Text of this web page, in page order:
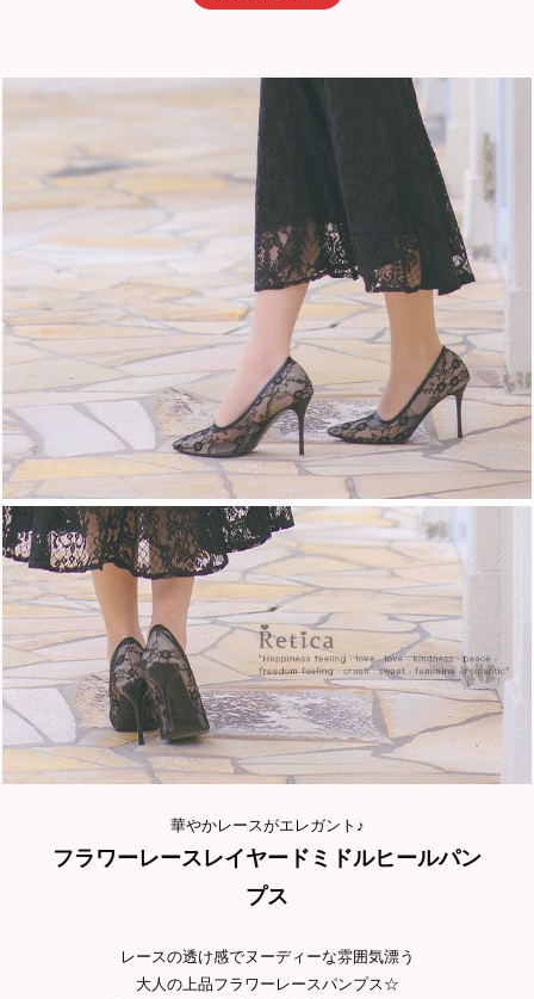
華やかレースがエレガント♪
フラワーレースレイヤードミドルヒールパン
プス
レースの透け感でヌーディーな雰囲気漂う
大人の上品フラワーレースパンプス☆